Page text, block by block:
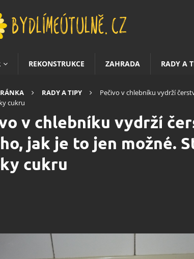
REKONSTRUKCE ZAHRADA RADY A
RADY A TIPY
Pečivo v chlebníku vydrží
cukru
v chlebníku vydrží
jak je to jen možné.
cukru